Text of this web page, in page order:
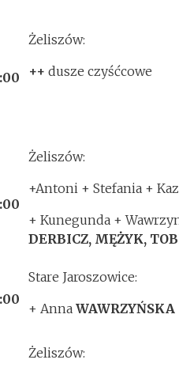
Żeliszów:
++ dusze czyśćcowe
Żeliszów:
+Antoni + Stefania +
+ Kunegunda +
DERBICZ, MĘŻYK,
Stare Jaroszowice:
+ AnnaWAWRZYŃSKA
Żeliszów: